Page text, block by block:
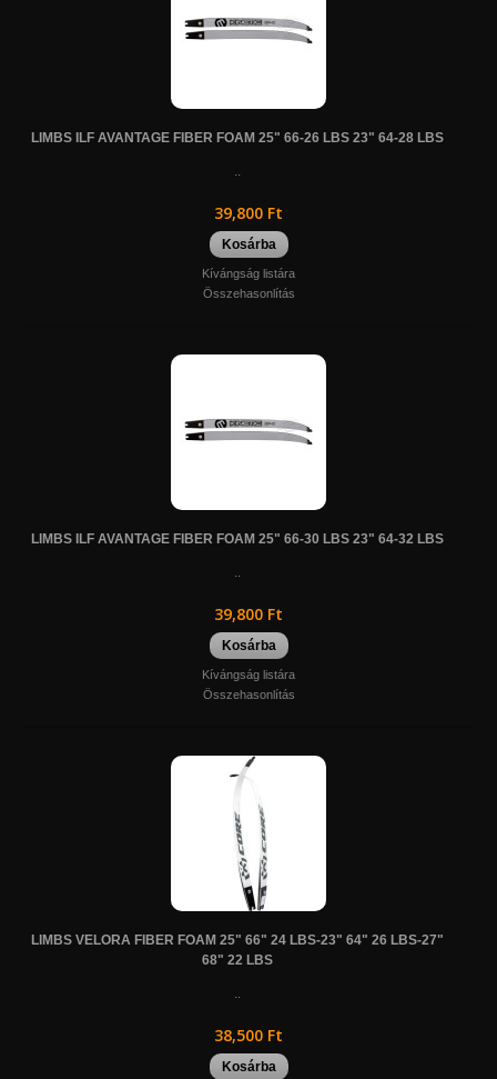
LIMBS ILF AVANTAGE FIBER FOAM 25" 66-26 LBS 23" 64-28 LBS
39,800 Ft
Kosárba
Kívángság listára
Összehasonlítás
LIMBS ILF AVANTAGE FIBER FOAM 25" 66-30 LBS 23" 64-32 LBS
39,800 Ft
Kosárba
Kívángság listára
Összehasonlítás
LIMBS VELORA FIBER FOAM 25" 66" 24 LBS-23" 64" 26 LBS-27"
68" 22 LBS
38,500 Ft
Kosárba